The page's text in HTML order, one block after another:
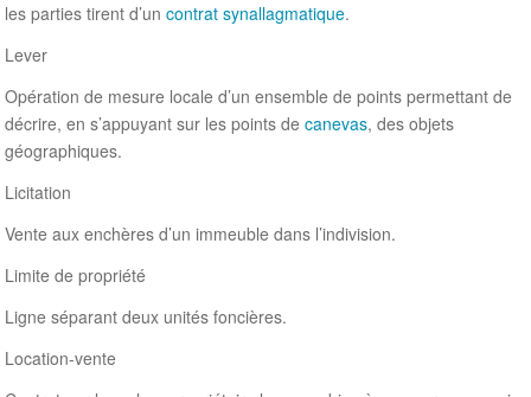
les parties tirent d’un contrat synallagmatique.
Lever
Opération de mesure locale d’un ensemble de points permettant de
décrire, en s’appuyant sur les points de canevas, des objets
géographiques.
Licitation
Vente aux enchères d’un immeuble dans l’indivision.
Limite de propriété
Ligne séparant deux unités foncières.
Location-vente